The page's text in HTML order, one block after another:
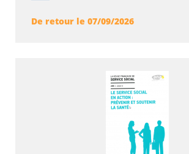
De retour le 07/09/2026